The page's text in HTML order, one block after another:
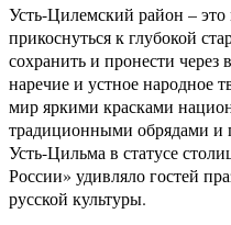
Усть-Цилемский район –
прикоснуться к глубокой
сохранить и пронести через
наречие и устное народное
мир яркими красками
традиционными обрядами и
Усть-Цильма в статусе
России» удивляло гостей
русской культуры.